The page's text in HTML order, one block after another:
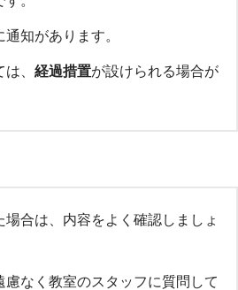
知があります。
、 経過措置が設けられる場合が
合は、内容をよく確認しましょ
慮なく教室のスタッフに質問して